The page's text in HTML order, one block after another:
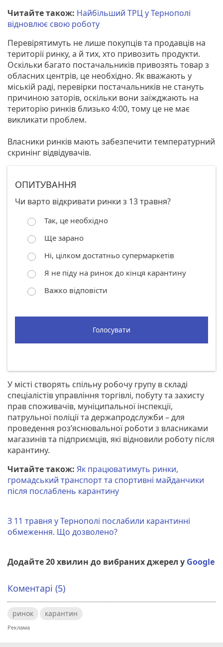
Читайте також: Найбільший ТРЦ у Тернополі
відновлює свою роботу
Перевірятимуть не лише покупців та продавців на
території ринку, а й тих, хто привозить продукти.
Оскільки багато постачальників привозять товар з
обласних центрів, це необхідно. Як вважають у
міській раді, перевірки постачальників не стануть
причиною заторів, оскільки вони заїжджають на
територію ринків близько 4:00, тому це не має
викликати проблем.
Власники ринків мають забезпечити температурний
скринінг відвідувачів.
ОПИТУВАННЯ
Чи варто відкривати ринки з 13 травня?
Так, це необхідно
Ще зарано
Ні, цілком достатньо супермаркетів
Я не піду на ринок до кінця карантину
Важко відповісти
Голосувати
У місті створять спільну робочу групу в складі
спеціалістів управління торгівлі, побуту та захисту
прав споживачів, муніципальної інспекції,
патрульної поліції та держапродслужби – для
проведення роз’яснювальної роботи з власниками
магазинів та підприємців, які відновили роботу після
карантину.
Читайте також: Як працюватимуть ринки,
громадський транспорт та спортивні майданчики
після послаблень карантину
З 11 травня у Тернополі послабили карантинні
обмеження. Що дозволено?
Додайте 20 хвилин до вибраних джерел у Google
Коментарі (5)
ринок карантин